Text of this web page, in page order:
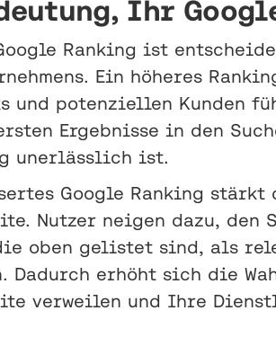
Ihr
Ranking ist
Ein höheres
und potenziellen Kunden
Ergebnisse in den
unerlässlich ist.
Google Ranking
Nutzer neigen dazu, den
oben gelistet sind, als
Dadurch erhöht sich die
verweilen und Ihre